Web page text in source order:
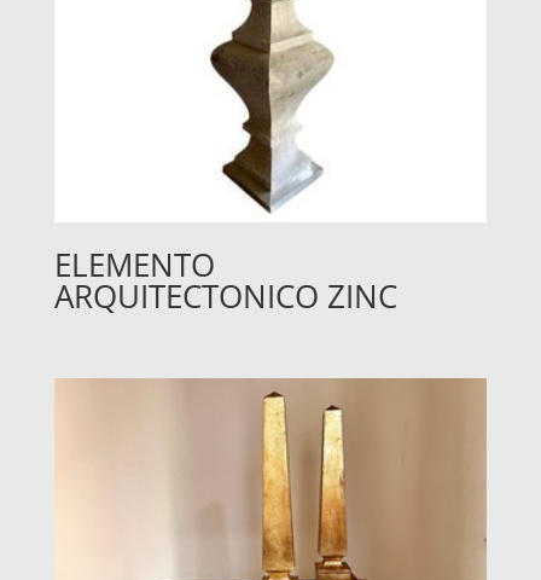
ELEMENTO
ARQUITECTONICO ZINC